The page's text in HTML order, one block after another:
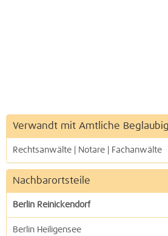
Verwandt mit Amtliche
Rechtsanwälte | Notare | Fachanwälte
Nachbarortsteile
Berlin Reinickendorf
Berlin Heiligensee